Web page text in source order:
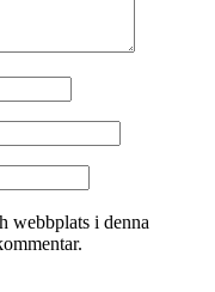
webbplats i denna